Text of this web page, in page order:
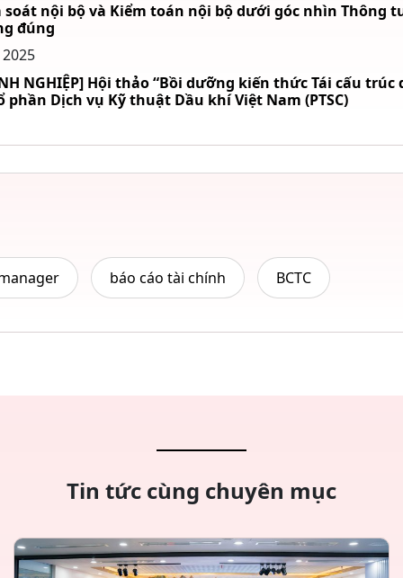
soát nội bộ và Kiểm toán nội bộ dưới góc nhìn Thông
đúng
NGHIỆP] Hội thảo “Bồi dưỡng kiến thức Tái cấu
phần Dịch vụ Kỹ thuật Dầu khí Việt Nam (PTSC)
báo cáo tài chính BCTC
Tin tức cùng chuyên mục